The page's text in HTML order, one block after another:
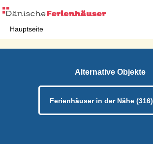
Hauptseite
Alternative Objekte
Ferienhäuser in der Nähe (316)